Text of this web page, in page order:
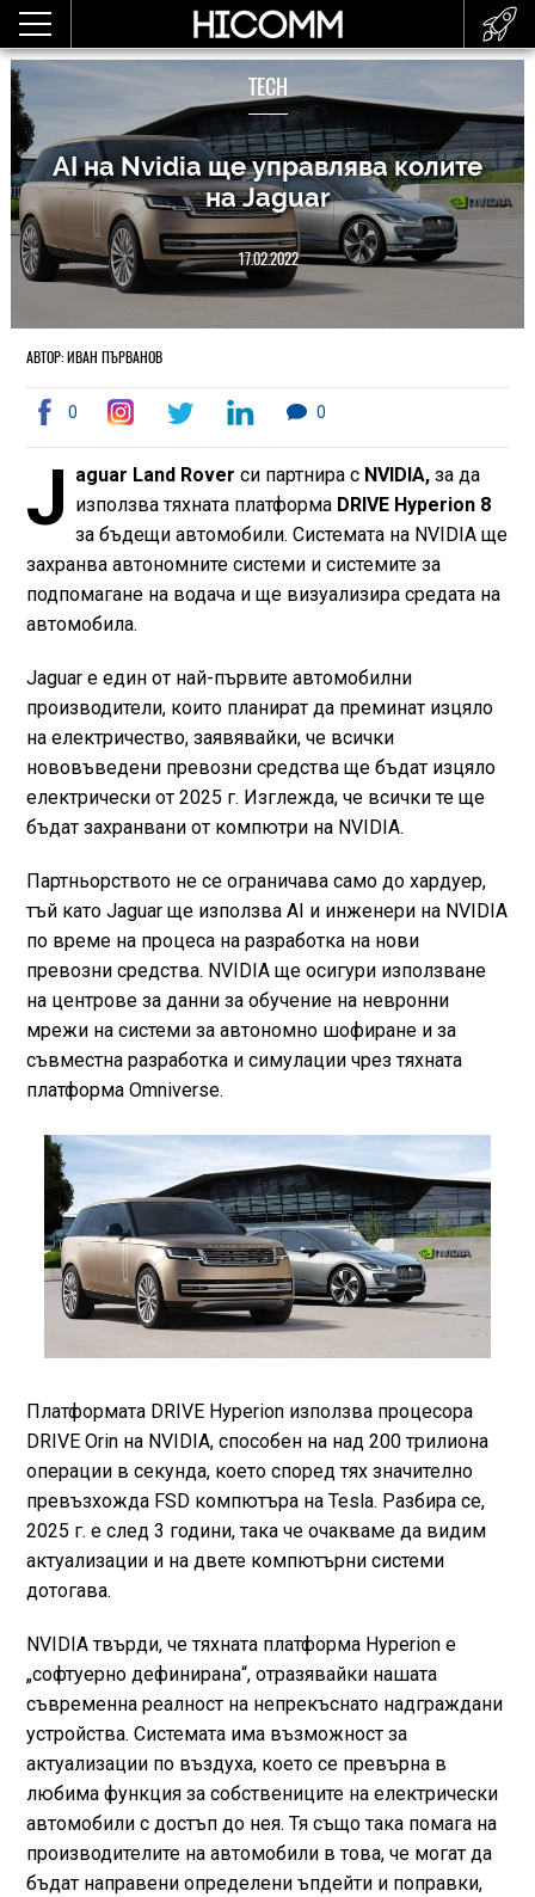
TECH
AI на Nvidia ще управлява колите
на Jaguar
17.02.2022
АВТОР: ИВАН ПЪРВАНОВ
0 0
J aguar Land Rover си партнира с NVIDIA, за да
използва тяхната платформа DRIVE Hyperion 8
за бъдещи автомобили. Системата на NVIDIA ще
захранва автономните системи и системите за
подпомагане на водача и ще визуализира средата на
автомобила.
Jaguar е един от най-първите автомобилни
производители, които планират да преминат изцяло
на електричество, заявявайки, че всички
нововъведени превозни средства ще бъдат изцяло
електрически от 2025 г. Изглежда, че всички те ще
бъдат захранвани от компютри на NVIDIA.
Партньорството не се ограничава само до хардуер,
тъй като Jaguar ще използва AI и инженери на NVIDIA
по време на процеса на разработка на нови
превозни средства. NVIDIA ще осигури използване
на центрове за данни за обучение на невронни
мрежи на системи за автономно шофиране и за
съвместна разработка и симулации чрез тяхната
платформа Omniverse.
Платформата DRIVE Hyperion използва процесора
DRIVE Orin на NVIDIA, способен на над 200 трилиона
операции в секунда, което според тях значително
превъзхожда FSD компютъра на Tesla. Разбира се,
2025 г. е след 3 години, така че очакваме да видим
актуализации и на двете компютърни системи
дотогава.
NVIDIA твърди, че тяхната платформа Hyperion е
„софтуерно дефинирана“, отразявайки нашата
съвременна реалност на непрекъснато надграждани
устройства. Системата има възможност за
актуализации по въздуха, което се превърна в
любима функция за собствениците на електрически
автомобили с достъп до нея. Тя също така помага на
производителите на автомобили в това, че могат да
бъдат направени определени ъпдейти и поправки,